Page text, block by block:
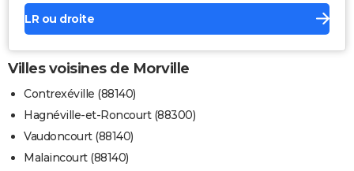
LR ou droite
Villes voisines de Morville
Contrexéville (88140)
Hagnéville-et-Roncourt (88300)
Vaudoncourt (88140)
Malaincourt (88140)